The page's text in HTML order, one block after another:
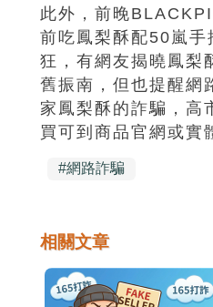
此外，前晚
前吃鳳梨酥配50嵐手
狂，有網友揭曉鳳梨
舊振南，但也提醒網
家鳳梨酥的詐騙，高
買可到商品官網或實
#網路詐騙
相關文章